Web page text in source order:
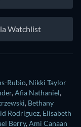
Watchlist
Rubio, Nikki Taylor
,Afia Nathaniel,
, Bethany
Rodriguez, Elisabeth
Berry,Ami Canaan